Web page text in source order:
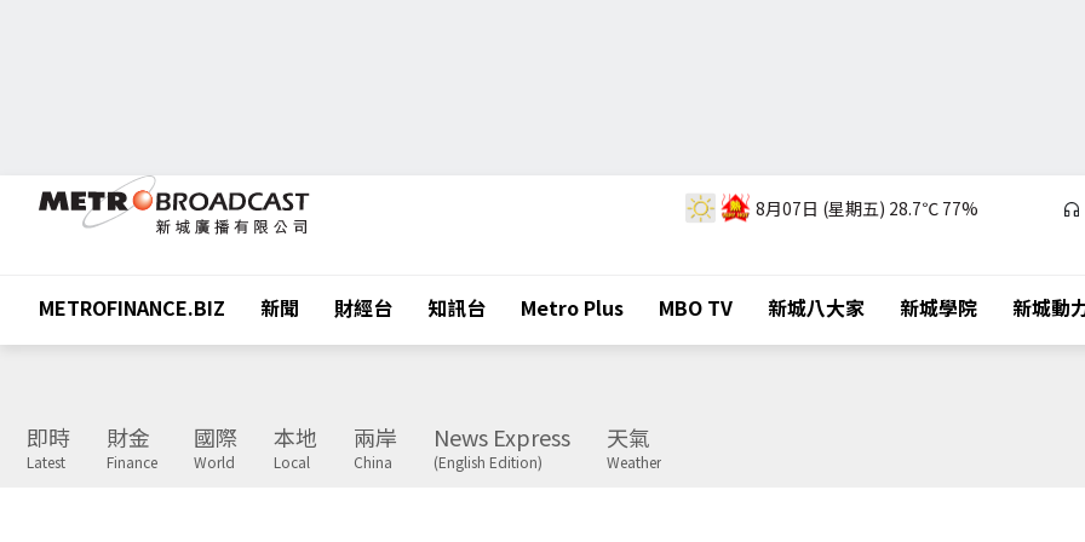
8月07日 (星期五) 28.7℃ 77%
METROFINANCE.BIZ 新聞 財經台 知訊台 Metro Plus MBO TV 新城八大家 新城學院 新城動
即時
Latest
財金
Finance
國際
World
本地
Local
兩岸
China
News Express
(English Edition)
天氣
Weather